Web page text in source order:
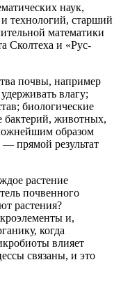
наук,
технологий, старший
математики
Сколтеха и «Рус-
почвы, например
влагу;
биологические
бактерий, животных,
образом
прямой результат
растение
почвенного
растения?
и,
когда
влияет
связаны, и это